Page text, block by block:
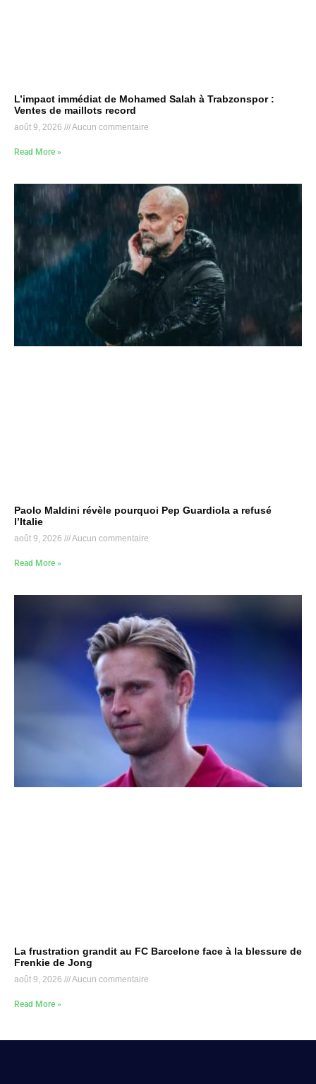
L’impact immédiat de Mohamed Salah à Trabzonspor :
Ventes de maillots record
août 9, 2026 Aucun commentaire
Read More »
Paolo Maldini révèle pourquoi Pep Guardiola a refusé
l’Italie
août 9, 2026 Aucun commentaire
Read More »
La frustration grandit au FC Barcelone face à la blessure de
Frenkie de Jong
août 9, 2026 Aucun commentaire
Read More »